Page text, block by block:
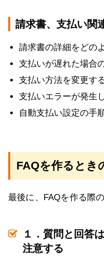
請求書、支払い関
請求書の詳細をどの
支払いが遅れた場合
支払い方法を変更す
支払いエラーが発生
自動支払い設定の手
FAQを作るとき
最後に、FAQを作る際
１．質問と回答
注意する